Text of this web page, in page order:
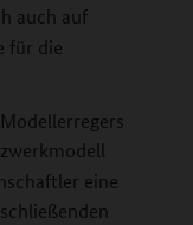
auch auf
für die
eine